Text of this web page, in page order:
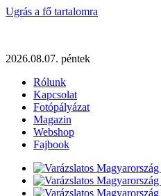
Ugrás a fő tartalomra
2026.08.07. péntek
Rólunk
Kapcsolat
Fotópályázat
Magazin
Webshop
Fajbook